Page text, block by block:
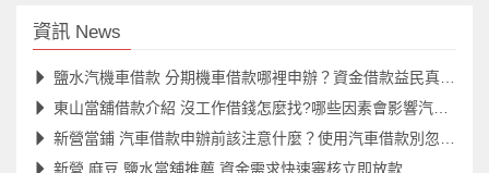
資訊 News
鹽水汽機車借款 分期機車借款哪裡申辦？資金借款益民真便利
東山當舖借款介紹 沒工作借錢怎麼找?哪些因素會影響汽機車借款額度？
新營當鋪 汽車借款申辦前該注意什麼？使用汽車借款別忽略五大重點
新營,麻豆,鹽水當舖推薦 資金需求快速審核立即放款